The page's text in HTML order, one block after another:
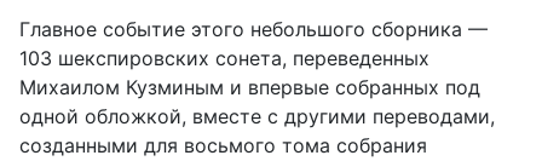
Главное событие этого небольшого сборника —
103 шекспировских сонета, переведенных
Михаилом Кузминым и впервые собранных под
одной обложкой, вместе с другими переводами,
созданными для восьмого тома собрания